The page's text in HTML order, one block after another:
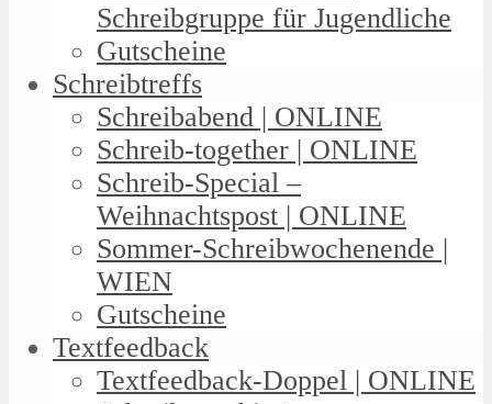
Schreibgruppe für Jugendliche
Gutscheine
Schreibtreffs
Schreibabend | ONLINE
Schreib-together | ONLINE
Schreib-Special –
Weihnachtspost | ONLINE
Sommer-Schreibwochenende |
WIEN
Gutscheine
Textfeedback
Textfeedback-Doppel | ONLINE